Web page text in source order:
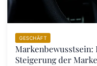
GESCHÄFT
Markenbewusstsein:
Steigerung der